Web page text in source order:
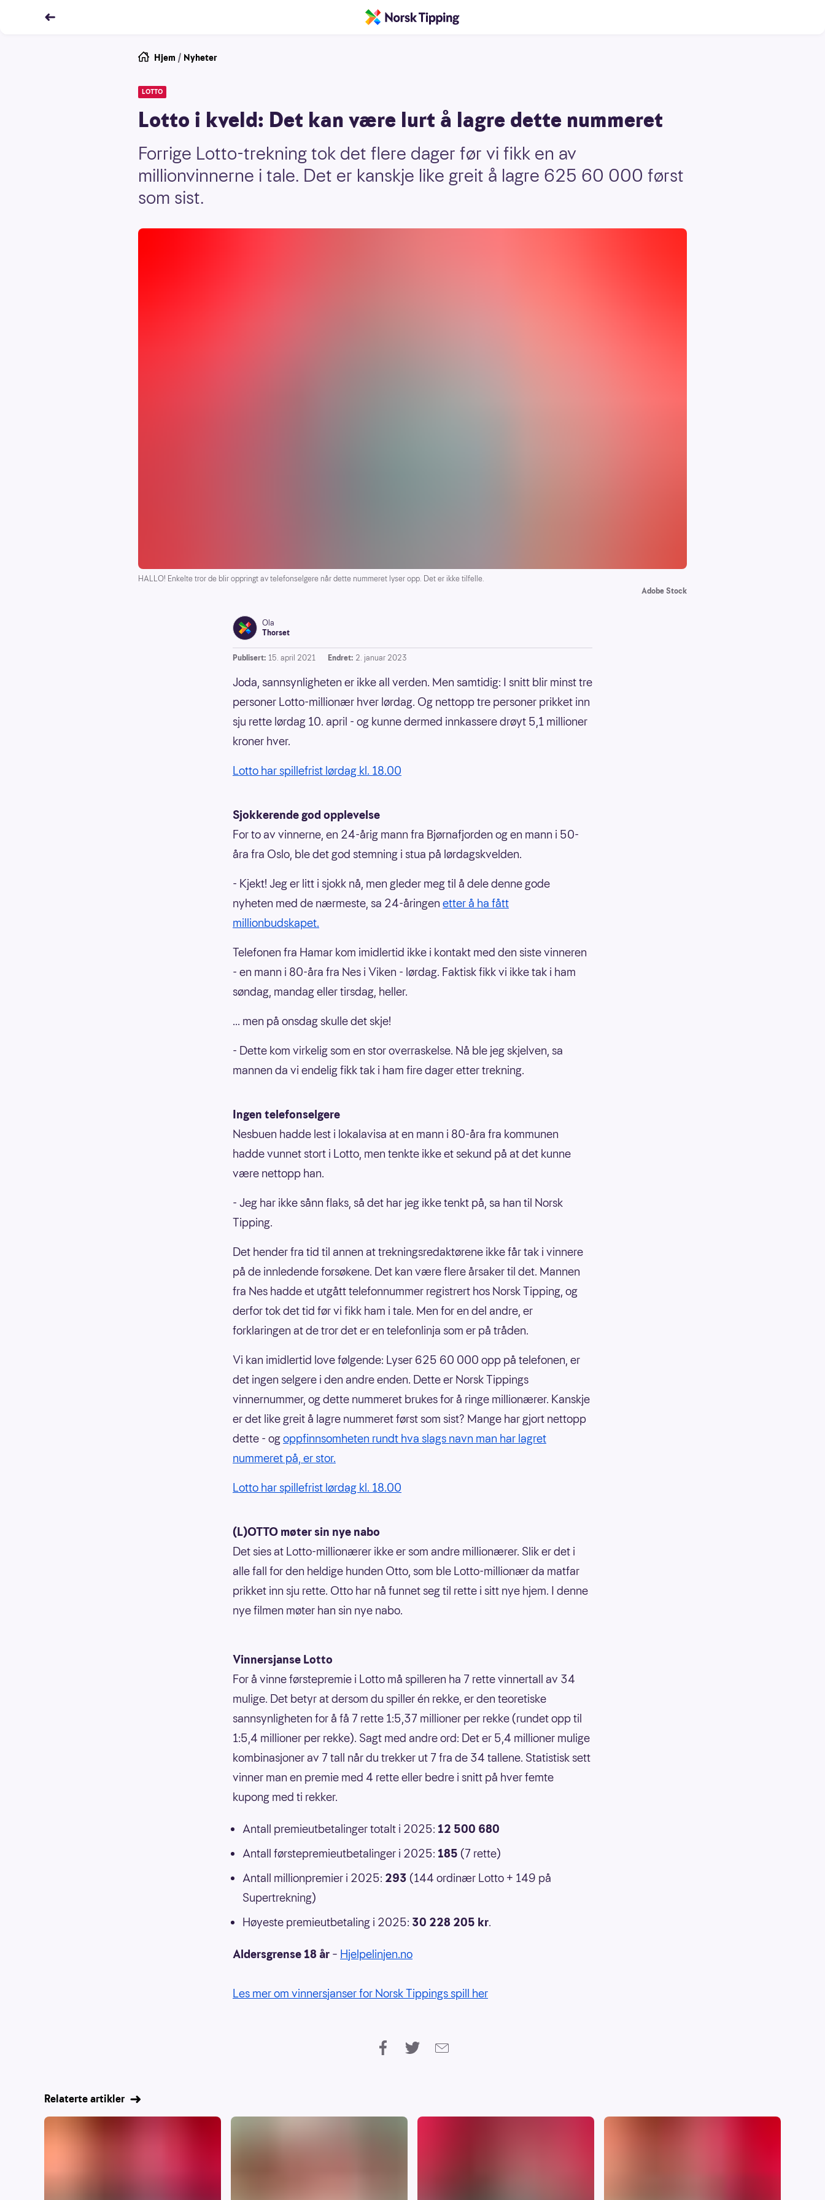
Hjem / Nyheter
LOTTO
Lotto i kveld: Det kan være lurt å lagre dette nummeret
Forrige Lotto-trekning tok det flere dager før vi fikk en av
millionvinnerne i tale. Det er kanskje like greit å lagre 625 60 000 først
som sist.
HALLO! Enkelte tror de blir oppringt av telefonselgere når dette nummeret lyser opp. Det er ikke tilfelle.
Adobe Stock
Ola
Thorset
Publisert: 15. april 2021 Endret: 2. januar 2023
Joda, sannsynligheten er ikke all verden. Men samtidig: I snitt blir minst tre
personer Lotto-millionær hver lørdag. Og nettopp tre personer prikket inn
sju rette lørdag 10. april - og kunne dermed innkassere drøyt 5,1 millioner
kroner hver.
Lotto har spillefrist lørdag kl. 18.00
Sjokkerende god opplevelse
For to av vinnerne, en 24-årig mann fra Bjørnafjorden og en mann i 50-
åra fra Oslo, ble det god stemning i stua på lørdagskvelden.
- Kjekt! Jeg er litt i sjokk nå, men gleder meg til å dele denne gode
nyheten med de nærmeste, sa 24-åringen etter å ha fått
millionbudskapet.
Telefonen fra Hamar kom imidlertid ikke i kontakt med den siste vinneren
- en mann i 80-åra fra Nes i Viken - lørdag. Faktisk fikk vi ikke tak i ham
søndag, mandag eller tirsdag, heller.
... men på onsdag skulle det skje!
- Dette kom virkelig som en stor overraskelse. Nå ble jeg skjelven, sa
mannen da vi endelig fikk tak i ham fire dager etter trekning.
Ingen telefonselgere
Nesbuen hadde lest i lokalavisa at en mann i 80-åra fra kommunen
hadde vunnet stort i Lotto, men tenkte ikke et sekund på at det kunne
være nettopp han.
- Jeg har ikke sånn flaks, så det har jeg ikke tenkt på, sa han til Norsk
Tipping.
Det hender fra tid til annen at trekningsredaktørene ikke får tak i vinnere
på de innledende forsøkene. Det kan være flere årsaker til det. Mannen
fra Nes hadde et utgått telefonnummer registrert hos Norsk Tipping, og
derfor tok det tid før vi fikk ham i tale. Men for en del andre, er
forklaringen at de tror det er en telefonlinja som er på tråden.
Vi kan imidlertid love følgende: Lyser 625 60 000 opp på telefonen, er
det ingen selgere i den andre enden. Dette er Norsk Tippings
vinnernummer, og dette nummeret brukes for å ringe millionærer. Kanskje
er det like greit å lagre nummeret først som sist? Mange har gjort nettopp
dette - ogoppfinnsomheten rundt hva slags navn man har lagret
nummeret på, er stor.
Lotto har spillefrist lørdag kl. 18.00
(L)OTTO møter sin nye nabo
Det sies at Lotto-millionærer ikke er som andre millionærer. Slik er det i
alle fall for den heldige hunden Otto, som ble Lotto-millionær da matfar
prikket inn sju rette. Otto har nå funnet seg til rette i sitt nye hjem. I denne
nye filmen møter han sin nye nabo.
Vinnersjanse Lotto
For å vinne førstepremie i Lotto må spilleren ha 7 rette vinnertall av 34
mulige. Det betyr at dersom du spiller én rekke, er den teoretiske
sannsynligheten for å få 7 rette 1:5,37 millioner per rekke (rundet opp til
1:5,4 millioner per rekke). Sagt med andre ord: Det er 5,4 millioner mulige
kombinasjoner av 7 tall når du trekker ut 7 fra de 34 tallene. Statistisk sett
vinner man en premie med 4 rette eller bedre i snitt på hver femte
kupong med ti rekker.
Antall premieutbetalinger totalt i 2025: 12 500 680
Antall førstepremieutbetalinger i 2025: 185 (7 rette)
Antall millionpremier i 2025: 293 (144 ordinær Lotto + 149 på
Supertrekning)
Høyeste premieutbetaling i 2025: 30 228 205 kr.
Aldersgrense 18 år – Hjelpelinjen.no
Les mer om vinnersjanser for Norsk Tippings spill her
Relaterte artikler